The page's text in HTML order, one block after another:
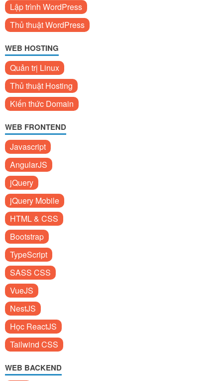
Lập trình WordPress
Thủ thuật WordPress
WEB HOSTING
Quản trị Linux
Thủ thuật Hosting
Kiến thức Domain
WEB FRONTEND
Javascript
AngularJS
jQuery
jQuery Mobile
HTML & CSS
Bootstrap
TypeScript
SASS CSS
VueJS
NestJS
Học ReactJS
Tailwind CSS
WEB BACKEND